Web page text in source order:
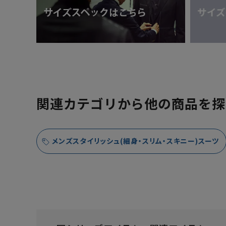
関連カテゴリから他の商品を
メンズスタイリッシュ(細身・スリム・スキニー)スーツ